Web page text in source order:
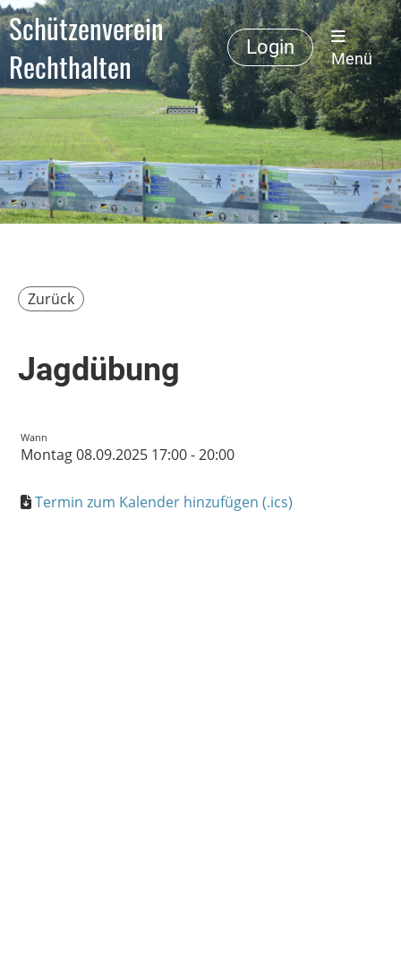
Schützenverein
Rechthalten
Login
Menü
Zurück
Jagdübung
Wann
Montag 08.09.2025 17:00 - 20:00
Termin zum Kalender hinzufügen (.ics)